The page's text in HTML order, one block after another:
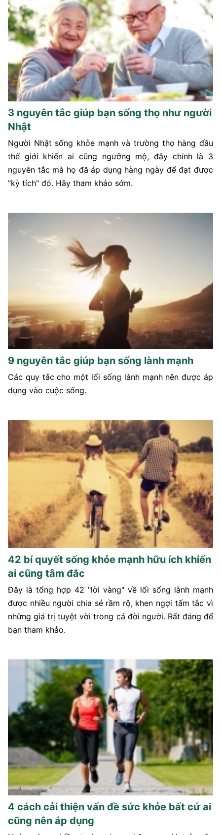
3 nguyên tắc giúp bạn sống thọ như người
Nhật
Người Nhật sống khỏe mạnh và trường thọ hàng đầu
thế giới khiến ai cũng ngưỡng mộ, đây chính là 3
nguyên tắc mà họ đã áp dụng hàng ngày để đạt được
"kỳ tích" đó. Hãy tham khảo sớm.
9 nguyên tắc giúp bạn sống lành mạnh
Các quy tắc cho một lối sống lành mạnh nên được áp
dụng vào cuộc sống.
42 bí quyết sống khỏe mạnh hữu ích khiến
ai cũng tâm đắc
Đây là tổng hợp 42 "lời vàng" về lối sống lành mạnh
được nhiều người chia sẻ rầm rộ, khen ngợi tấm tắc vì
những giá trị tuyệt vời trong cả đời người. Rất đáng để
bạn tham khảo.
4 cách cải thiện vấn đề sức khỏe bất cứ ai
cũng nên áp dụng